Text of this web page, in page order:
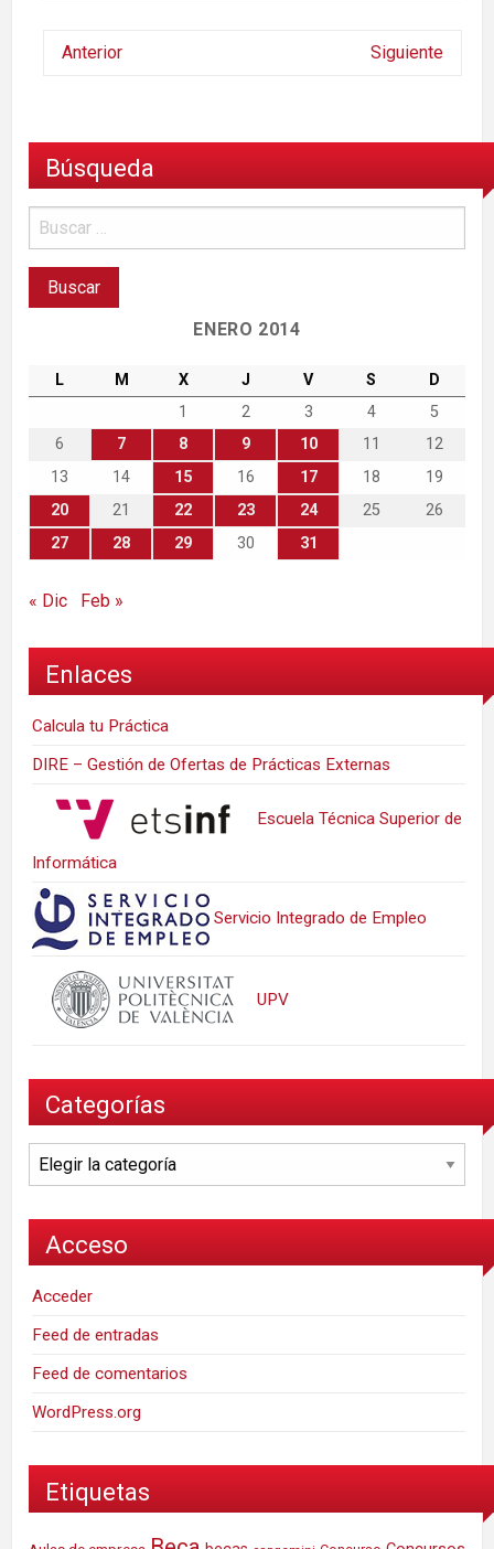
Anterior Siguiente
Búsqueda
ENERO 2014
L M X J V S
D
1
2 3 4
5
6
7 8 9 10 11
12
13
14 15 16 17 18
19
20
21 22 23 24 25
26
27
28 29 30 31
« Dic Feb »
Enlaces
Calcula tu Práctica
DIRE – Gestión de Ofertas de Prácticas Externas
Escuela Técnica Superior de
Informática
Servicio Integrado de Empleo
UPV
Categorías
Categorías
Acceso
Acceder
Feed de entradas
Feed de comentarios
WordPress.org
Etiquetas